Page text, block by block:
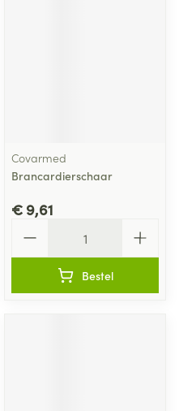
Covarmed
Brancardierschaar
€ 9,61
Bestel